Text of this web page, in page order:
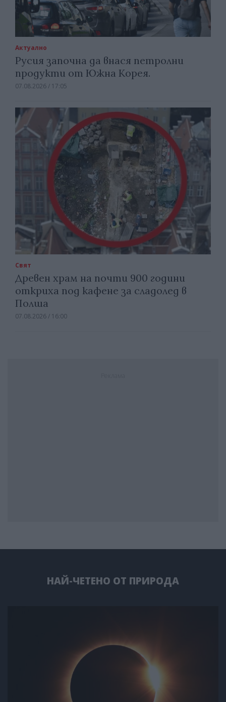
Актуално
Русия започна да внася петролни
продукти от Южна Корея.
07.08.2026 / 17:05
Свят
Древен храм на почти 900 години
откриха под кафене за сладолед в
Полша
07.08.2026 / 16:00
НАЙ-ЧЕТЕНО ОТ ПРИРОДА